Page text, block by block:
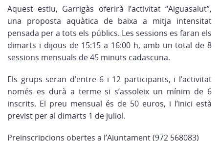
Aquest estiu, Garrigàs oferirà l’activitat “Aiguasalut”,
una proposta aquàtica de baixa a mitja intensitat
pensada per a tots els públics. Les sessions es faran els
dimarts i dijous de 15:15 a 16:00 h, amb un total de 8
sessions mensuals de 45 minuts cadascuna.
Els grups seran d’entre 6 i 12 participants, i l’activitat
només es durà a terme si s’assoleix un mínim de 6
inscrits. El preu mensual és de 50 euros, i l’inici està
previst per al dimarts 1 de juliol.
Preinscripcions obertes a l’Ajuntament (972 568083)